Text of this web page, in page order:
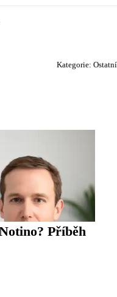
Kategorie: Ostatní
Příběh